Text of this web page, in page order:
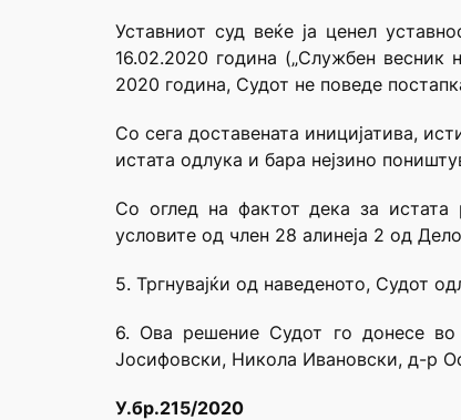
Уставниот суд веќе ја ценел
16.02.2020 година („Службен
2020 година, Судот не поведе
Со сега доставената иницијатива,
истата одлука и бара нејзино
Со оглед на фактот дека за
условите од член 28 алинеја 2 од
5. Тргнувајќи од наведеното, Судот
6. Ова решение Судот го донесе во
Јосифовски, Никола Ивановски, д-р
У.бр.215/2020